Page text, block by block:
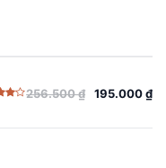
256.500₫ 195.000₫